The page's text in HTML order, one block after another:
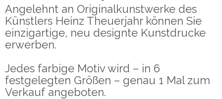
Angelehnt an Originalkunstwerke des
Künstlers Heinz Theuerjahr können Sie
einzigartige, neu designte Kunstdrucke
erwerben.
Jedes farbige Motiv wird – in 6
festgelegten Größen – genau 1 Mal zum
Verkauf angeboten.